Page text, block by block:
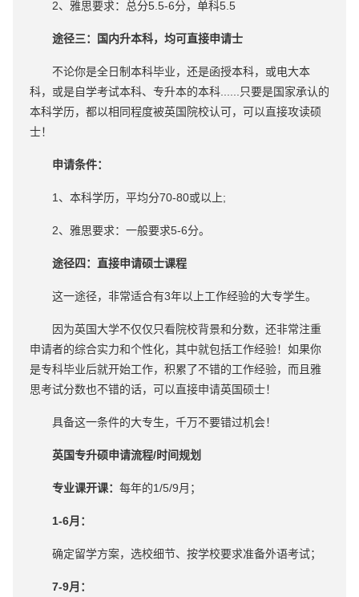
2、雅思要求：总分5.5-6分，单科5.5
途径三：国内升本科，均可直接申请士
不论你是全日制本科毕业，还是函授本科，或电大本
科，或是自学考试本科、专升本的本科......只要是国家承认的
本科学历，都以相同程度被英国院校认可，可以直接攻读硕
士！
申请条件：
1、本科学历，平均分70-80或以上;
2、雅思要求：一般要求5-6分。
途径四：直接申请硕士课程
这一途径，非常适合有3年以上工作经验的大专学生。
因为英国大学不仅仅只看院校背景和分数，还非常注重
申请者的综合实力和个性化，其中就包括工作经验！如果你
是专科毕业后就开始工作，积累了不错的工作经验，而且雅
思考试分数也不错的话，可以直接申请英国硕士！
具备这一条件的大专生，千万不要错过机会！
英国专升硕申请流程/时间规划
专业课开课： 每年的1/5/9月；
1-6月：
确定留学方案，选校细节、按学校要求准备外语考试；
7-9月：